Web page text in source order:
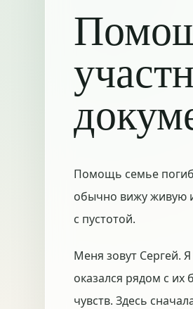
Помощь семье
обычно вижу живую
с пустотой.
Меня зовут Сергей.
оказался рядом с их
чувств. Здесь